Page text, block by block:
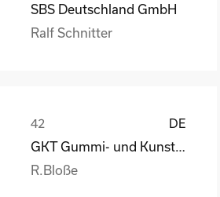
SBS Deutschland GmbH
Ralf Schnitter
DE
GKT Gummi- und Kunststofftechnik Fürstenwalde Gmb
R.Bloße